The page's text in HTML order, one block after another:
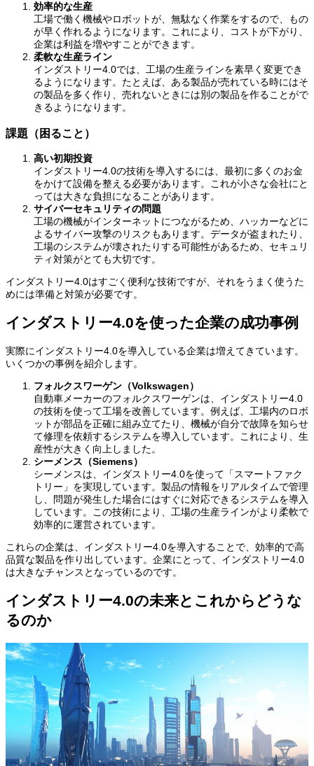
効率的な生産
工場で働く機械やロボットが、無駄なく作業をするので、もの
が早く作れるようになります。これにより、コストが下がり、
企業は利益を増やすことができます。
柔軟な生産ライン
インダストリー4.0では、工場の生産ラインを素早く変更でき
るようになります。たとえば、ある製品が売れている時にはそ
の製品を多く作り、売れないときには別の製品を作ることがで
きるようになります。
課題（困ること）
高い初期投資
インダストリー4.0の技術を導入するには、最初に多くのお金
をかけて設備を整える必要があります。これが小さな会社にと
っては大きな負担になることがあります。
サイバーセキュリティの問題
工場の機械がインターネットにつながるため、ハッカーなどに
よるサイバー攻撃のリスクもあります。データが盗まれたり、
工場のシステムが壊されたりする可能性があるため、セキュリ
ティ対策がとても大切です。
インダストリー4.0はすごく便利な技術ですが、それをうまく使うた
めには準備と対策が必要です。
インダストリー4.0を使った企業の成功事例
実際にインダストリー4.0を導入している企業は増えてきています。
いくつかの事例を紹介します。
フォルクスワーゲン（Volkswagen）
自動車メーカーのフォルクスワーゲンは、インダストリー4.0
の技術を使って工場を改善しています。例えば、工場内のロボ
ットが部品を正確に組み立てたり、機械が自分で故障を知らせ
て修理を依頼するシステムを導入しています。これにより、生
産性が大きく向上しました。
シーメンス（Siemens）
シーメンスは、インダストリー4.0を使って「スマートファク
トリー」を実現しています。製品の情報をリアルタイムで管理
し、問題が発生した場合にはすぐに対応できるシステムを導入
しています。この技術により、工場の生産ラインがより柔軟で
効率的に運営されています。
これらの企業は、インダストリー4.0を導入することで、効率的で高
品質な製品を作り出しています。企業にとって、インダストリー4.0
は大きなチャンスとなっているのです。
インダストリー4.0の未来とこれからどうな
るのか